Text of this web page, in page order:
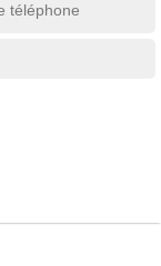
téléphone